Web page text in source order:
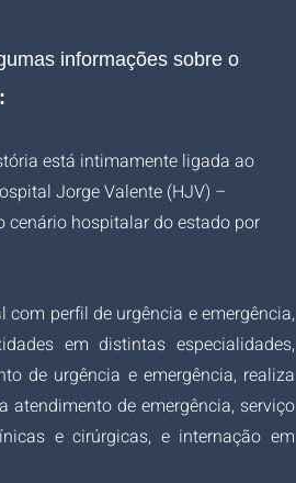
informações sobre o
está intimamente ligada ao
Jorge Valente (HJV) –
cenário hospitalar do estado por
perfil de urgência e emergência,
em distintas especialidades,
de urgência e emergência, realiza
atendimento de emergência, serviço
e cirúrgicas, e internação em